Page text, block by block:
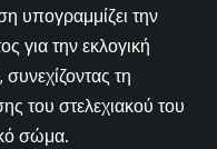
υπογραμμίζει την
για την εκλογική
τη
του στελεχιακού του
σώμα.